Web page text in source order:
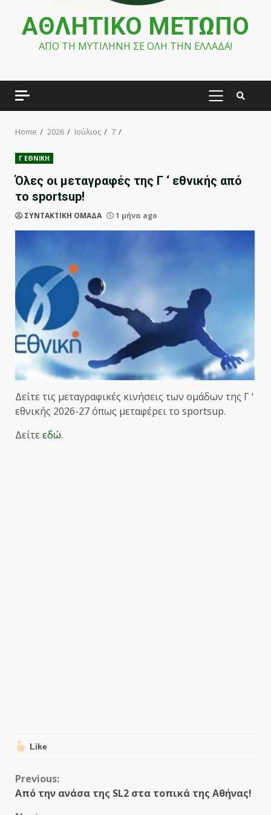
ΑΘΛΗΤΙΚΟ ΜΕΤΩΠΟ
ΑΠΟ ΤΗ ΜΥΤΙΛΗΝΗ ΣΕ ΟΛΗ ΤΗΝ ΕΛΛΑΔΑ!
PRIMARY
Home 2026 Ιούλιος 7
Γ ΕΘΝΙΚΗ
Όλες οι μεταγραφές της Γ ‘ εθνικής από
το sportsup!
ΣΥΝΤΑΚΤΙΚΗ ΟΜΑΔΑ 1 μήνα ago
Δείτε τις μεταγραφικές κινήσεις των ομάδων της Γ ‘
εθνικής 2026-27 όπως μεταφέρει το sportsup.
Δείτε εδώ.
Like
Continue
Reading
Previous:
Από την ανάσα της SL2 στα τοπικά της Αθήνας!